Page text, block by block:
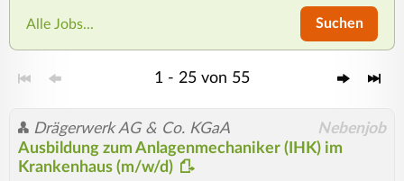
Alle Jobs... Suchen
1 - 25 von 55
Drägerwerk AG & Co. KGaA Nebenjob
Ausbildung zum Anlagenmechaniker (IHK) im
Krankenhaus (m/w/d)